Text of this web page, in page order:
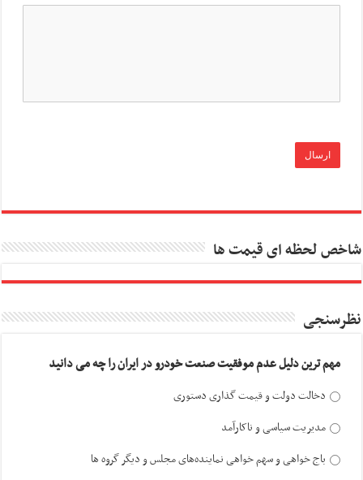
شاخص لحظه ای قیمت ها
نظرسنجی
مهم ترین دلیل عدم موفقیت صنعت خودرو در ایران را چه می دانید
دخالت دولت و قیمت گذاری دستوری
مدیریت سیاسی و ناکارآمد
باج خواهی و سهم خواهی نماینده‌های مجلس و دیگر گروه ها